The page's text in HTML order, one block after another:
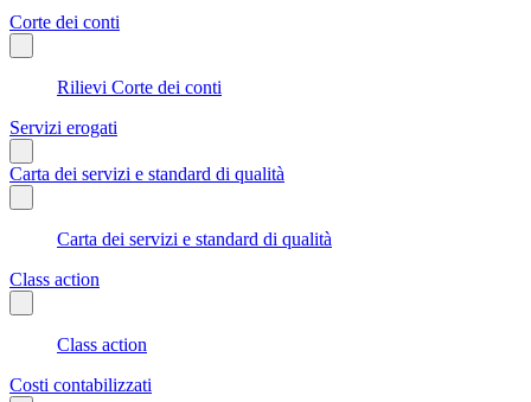
Corte dei conti
Rilievi Corte dei conti
Servizi erogati
Carta dei servizi e standard di qualità
Carta dei servizi e standard di qualità
Class action
Class action
Costi contabilizzati